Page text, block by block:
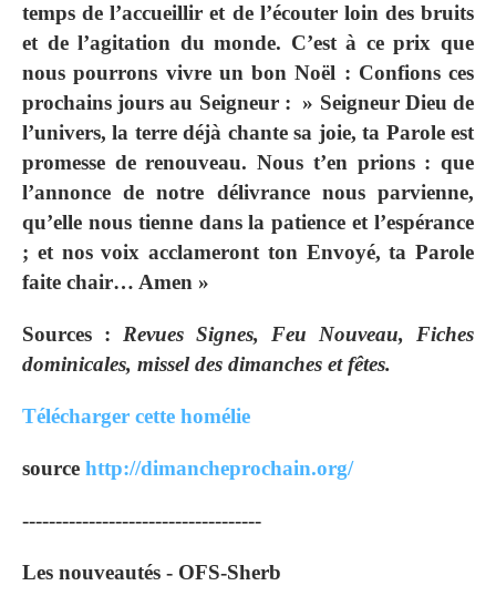
temps de l’accueillir et de l’écouter loin des bruits
et de l’agitation du monde. C’est à ce prix que
nous pourrons vivre un bon Noël : Confions ces
prochains jours au Seigneur : » Seigneur Dieu de
l’univers, la terre déjà chante sa joie, ta Parole est
promesse de renouveau. Nous t’en prions : que
l’annonce de notre délivrance nous parvienne,
qu’elle nous tienne dans la patience et l’espérance
; et nos voix acclameront ton Envoyé, ta Parole
faite chair… Amen »
Sources : Revues Signes, Feu Nouveau, Fiches
dominicales, missel des dimanches et fêtes.
Télécharger cette homélie
source http://dimancheprochain.org/
------------------------------------
Les nouveautés - OFS-Sherb